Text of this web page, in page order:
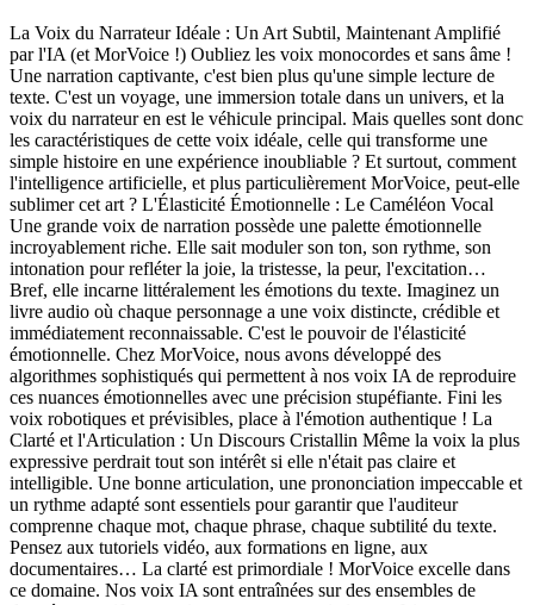
La Voix du Narrateur Idéale : Un Art Subtil, Maintenant Amplifié
par l'IA (et MorVoice !) Oubliez les voix monocordes et sans âme !
Une narration captivante, c'est bien plus qu'une simple lecture de
texte. C'est un voyage, une immersion totale dans un univers, et la
voix du narrateur en est le véhicule principal. Mais quelles sont donc
les caractéristiques de cette voix idéale, celle qui transforme une
simple histoire en une expérience inoubliable ? Et surtout, comment
l'intelligence artificielle, et plus particulièrement MorVoice, peut-elle
sublimer cet art ? L'Élasticité Émotionnelle : Le Caméléon Vocal
Une grande voix de narration possède une palette émotionnelle
incroyablement riche. Elle sait moduler son ton, son rythme, son
intonation pour refléter la joie, la tristesse, la peur, l'excitation…
Bref, elle incarne littéralement les émotions du texte. Imaginez un
livre audio où chaque personnage a une voix distincte, crédible et
immédiatement reconnaissable. C'est le pouvoir de l'élasticité
émotionnelle. Chez MorVoice, nous avons développé des
algorithmes sophistiqués qui permettent à nos voix IA de reproduire
ces nuances émotionnelles avec une précision stupéfiante. Fini les
voix robotiques et prévisibles, place à l'émotion authentique ! La
Clarté et l'Articulation : Un Discours Cristallin Même la voix la plus
expressive perdrait tout son intérêt si elle n'était pas claire et
intelligible. Une bonne articulation, une prononciation impeccable et
un rythme adapté sont essentiels pour garantir que l'auditeur
comprenne chaque mot, chaque phrase, chaque subtilité du texte.
Pensez aux tutoriels vidéo, aux formations en ligne, aux
documentaires… La clarté est primordiale ! MorVoice excelle dans
ce domaine. Nos voix IA sont entraînées sur des ensembles de